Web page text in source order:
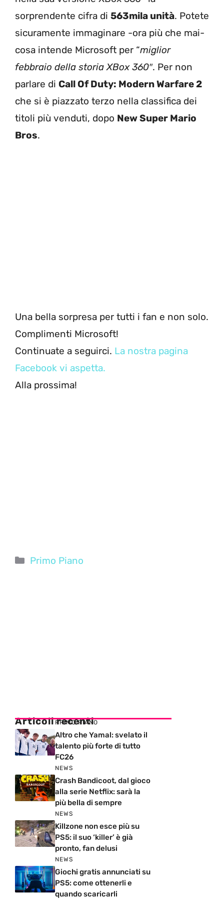
sorprendente cifra di 563mila unità. Potete
sicuramente immaginare -ora più che mai-
cosa intende Microsoft per “miglior
febbraio della storia XBox 360″. Per non
parlare di Call Of Duty: Modern Warfare 2
che si è piazzato terzo nella classifica dei
titoli più venduti, dopo New Super Mario
Bros.
Una bella sorpresa per tutti i fan e non solo.
Complimenti Microsoft!
Continuate a seguirci. La nostra pagina
Facebook vi aspetta.
Alla prossima!
Categorie
Primo Piano
Articoli recenti
PRIMO PIANO
Altro che Yamal: svelato il
talento più forte di tutto
FC26
NEWS
Crash Bandicoot, dal gioco
alla serie Netflix: sarà la
più bella di sempre
NEWS
Killzone non esce più su
PS5: il suo ‘killer’ è già
pronto, fan delusi
NEWS
Giochi gratis annunciati su
PS5: come ottenerli e
quando scaricarli